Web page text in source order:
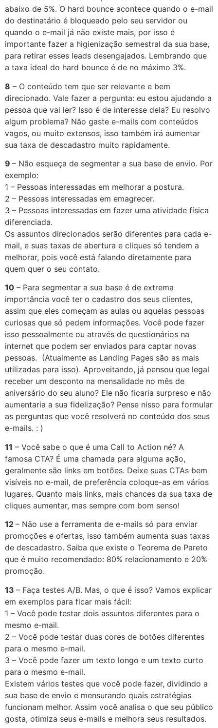
abaixo de 5%. O hard bounce acontece quando o e-mail
do destinatário é bloqueado pelo seu servidor ou
quando o e-mail já não existe mais, por isso é
importante fazer a higienização semestral da sua base,
para retirar esses leads desengajados. Lembrando que
a taxa ideal do hard bounce é de no máximo 3%.
8 – O conteúdo tem que ser relevante e bem
direcionado. Vale fazer a pergunta: eu estou ajudando a
pessoa que vai ler? Isso é de interesse dela? Eu resolvo
algum problema? Não gaste e-mails com conteúdos
vagos, ou muito extensos, isso também irá aumentar
sua taxa de descadastro muito rapidamente.
9 – Não esqueça de segmentar a sua base de envio. Por
exemplo:
1 – Pessoas interessadas em melhorar a postura.
2 – Pessoas interessadas em emagrecer.
3 – Pessoas interessadas em fazer uma atividade física
diferenciada.
Os assuntos direcionados serão diferentes para cada e-
mail, e suas taxas de abertura e cliques só tendem a
melhorar, pois você está falando diretamente para
quem quer o seu contato.
10 – Para segmentar a sua base é de extrema
importância você ter o cadastro dos seus clientes,
assim que eles começam as aulas ou aquelas pessoas
curiosas que só pedem informações. Você pode fazer
isso pessoalmente ou através de questionários na
internet que podem ser enviados para captar novas
pessoas. (Atualmente as Landing Pages são as mais
utilizadas para isso). Aproveitando, já pensou que legal
receber um desconto na mensalidade no mês de
aniversário do seu aluno? Ele não ficaria surpreso e não
aumentaria a sua fidelização? Pense nisso para formular
as perguntas que você resolverá no conteúdo dos seus
e-mails. : )
11 – Você sabe o que é uma Call to Action né? A
famosa CTA? É uma chamada para alguma ação,
geralmente são links em botões. Deixe suas CTAs bem
visíveis no e-mail, de preferência coloque-as em vários
lugares. Quanto mais links, mais chances da sua taxa de
cliques aumentar, mas sempre com bom senso!
12 – Não use a ferramenta de e-mails só para enviar
promoções e ofertas, isso também aumenta suas taxas
de descadastro. Saiba que existe o Teorema de Pareto
que é muito recomendado: 80% relacionamento e 20%
promoção.
13 – Faça testes A/B. Mas, o que é isso? Vamos explicar
em exemplos para ficar mais fácil:
1 – Você pode testar dois assuntos diferentes para o
mesmo e-mail.
2 – Você pode testar duas cores de botões diferentes
para o mesmo e-mail.
3 – Você pode fazer um texto longo e um texto curto
para o mesmo e-mail.
Existem vários testes que você pode fazer, dividindo a
sua base de envio e mensurando quais estratégias
funcionam melhor. Assim você analisa o que seu público
gosta, otimiza seus e-mails e melhora seus resultados.